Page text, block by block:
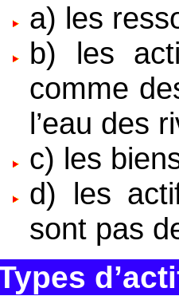
a) les
b) les
comme
l’eau des
c) les
d) les
sont pas